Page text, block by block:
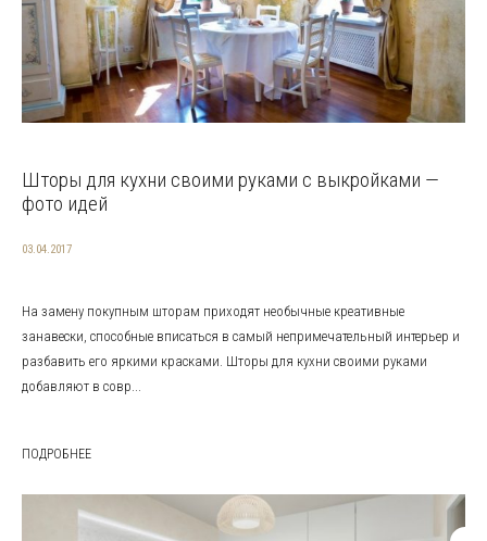
Шторы для кухни своими руками с выкройками —
фото идей
03.04.2017
На замену покупным шторам приходят необычные креативные
занавески, способные вписаться в самый непримечательный интерьер и
разбавить его яркими красками. Шторы для кухни своими руками
добавляют в совр...
ПОДРОБНЕЕ